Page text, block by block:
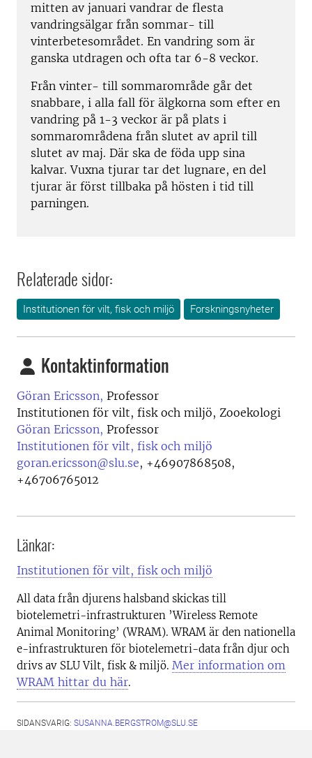
mitten av januari vandrar de flesta
vandringsälgar från sommar- till
vinterbetesområdet. En vandring som är
ganska utdragen och ofta tar 6-8 veckor.
Från vinter- till sommarområde går det
snabbare, i alla fall för älgkorna som efter en
vandring på 1-3 veckor är på plats i
sommarområdena från slutet av april till
slutet av maj. Där ska de föda upp sina
kalvar. Vuxna tjurar tar det lugnare, en del
tjurar är först tillbaka på hösten i tid till
parningen.
Relaterade sidor:
Institutionen för vilt, fisk och miljö Forskningsnyheter
Kontaktinformation
Göran Ericsson, Professor
Institutionen för vilt, fisk och miljö, Zooekologi
Göran Ericsson, Professor
Institutionen för vilt, fisk och miljö
goran.ericsson@slu.se, +46907868508,
+46706765012
Länkar:
Institutionen för vilt, fisk och miljö
All data från djurens halsband skickas till
biotelemetri-infrastrukturen ’Wireless Remote
Animal Monitoring’ (WRAM). WRAM är den nationella
e-infrastrukturen för biotelemetri-data från djur och
drivs av SLU Vilt, fisk & miljö. Mer information om
WRAM hittar du här.
SIDANSVARIG: SUSANNA.BERGSTROM@SLU.SE